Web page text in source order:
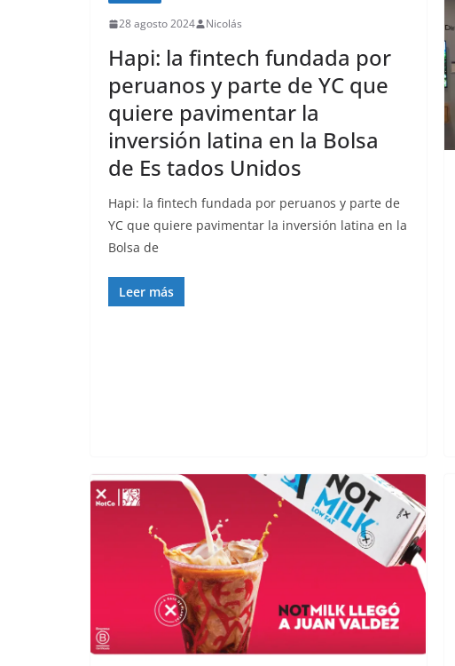
28 agosto 2024 Nicolás
Hapi: la fintech fundada por
peruanos y parte de YC que
quiere pavimentar la
inversión latina en la Bolsa
de Es tados Unidos
Hapi: la fintech fundada por peruanos y parte de
YC que quiere pavimentar la inversión latina en la
Bolsa de
Leer más